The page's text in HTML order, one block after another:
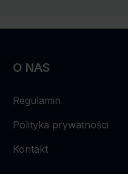
O NAS
Regulamin
Polityka prywatności
Kontakt